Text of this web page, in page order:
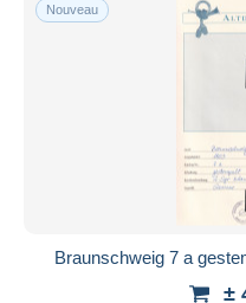
Nouveau
Braunschweig 7 a
±